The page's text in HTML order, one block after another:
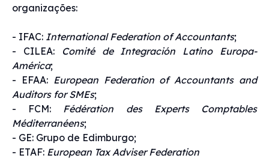
organizações:
- IFAC: International Federation of Accountants;
- CILEA:
Comité de Integración Latino Europa-
América;
- EFAA: European Federation of Accountants and
Auditors for SMEs;
- FCM: Fédération des Experts Comptables
Méditerranéens;
- GE: Grupo de Edimburgo;
- ETAF: European Tax Adviser Federation